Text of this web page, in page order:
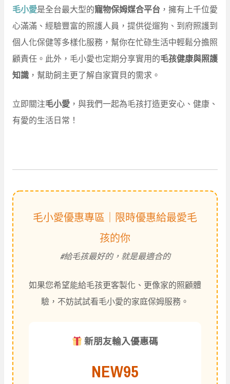
毛小愛是全台最大型的寵物保姆媒合平台 ，擁有上千位愛
心滿滿、經驗豐富的照護人員，提供從遛狗、到府照護到
個人化保健等多樣化服務，幫你在忙碌生活中輕鬆分擔照
顧責任。此外，毛小愛也定期分享實用的毛孩健康與照護
知識 ，幫助飼主更了解自家寶貝的需求。
立即關注毛小愛 ，與我們一起為毛孩打造更安心、健康、
有愛的生活日常！
毛小愛優惠專區｜限時優惠給最愛毛
孩的你
#給毛孩最好的，就是最適合的
如果您希望能給毛孩更客製化、更像家的照顧體
驗，不妨試試看毛小愛的家庭保姆服務。
新朋友輸入優惠碼
NEW95